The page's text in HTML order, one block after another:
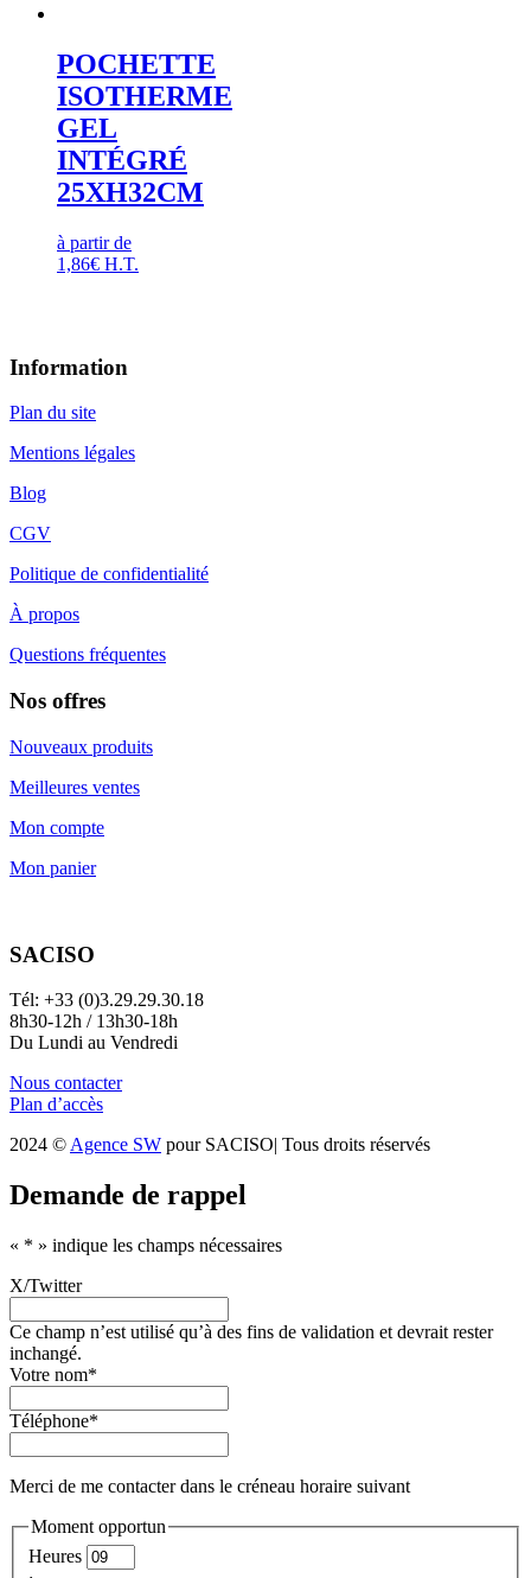
POCHETTE
ISOTHERME
GEL
INTÉGRÉ
25XH32CM
à partir de
1,86€ H.T.
Information
Plan du site
Mentions légales
Blog
CGV
Politique de confidentialité
À propos
Questions fréquentes
Nos offres
Nouveaux produits
Meilleures ventes
Mon compte
Mon panier
SACISO
Tél: +33 (0)3.29.29.30.18
8h30-12h / 13h30-18h
Du Lundi au Vendredi
Nous contacter
Plan d’accès
2024 © Agence SW pour SACISO| Tous droits réservés
Demande de rappel
« * » indique les champs nécessaires
X/Twitter
Ce champ n’est utilisé qu’à des fins de validation et devrait rester
inchangé.
Votre nom*
Téléphone*
Merci de me contacter dans le créneau horaire suivant
Moment opportun
Heures